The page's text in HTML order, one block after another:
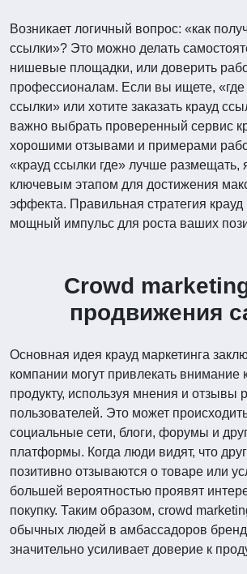
Возникает логичный вопрос: «как
ссылки»? Это можно делать
нишевые площадки, или доверить
профессионалам. Если вы ищете, «где
ссылки» или хотите заказать крауд
важно выбрать проверенный сервис
хорошими отзывами и примерами
«крауд ссылки где» лучше размещать,
ключевым этапом для достижения
эффекта. Правильная стратегия крауд
мощный импульс для роста ваших
Crowd
продвижения
Основная идея крауд маркетинга
компании могут привлекать внимание
продукту, используя мнения и отзывы
пользователей. Это может
социальные сети, блоги, форумы и
платформы. Когда люди видят, что
позитивно отзываются о товаре или
большей вероятностью проявят
покупку. Таким образом, crowd
обычных людей в амбассадоров
значительно усиливает доверие к